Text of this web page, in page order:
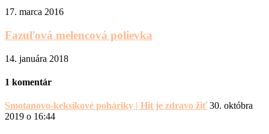
17. marca 2016
Fazuľová melencová polievka
14. januára 2018
1 komentár
Smotanovo-keksíkové poháriky | Hit je zdravo žiť 30. októbra
2019 o 16:44